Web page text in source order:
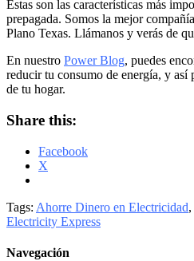
Estas son las características más
prepagada. Somos la mejor
Plano Texas. Llámanos y verás de
En nuestro Power Blog, puedes
reducir tu consumo de energía, y así
de tu hogar.
Share this:
Facebook
X
Tags: Ahorre Dinero en Electricidad,
Electricity Express
Navegación